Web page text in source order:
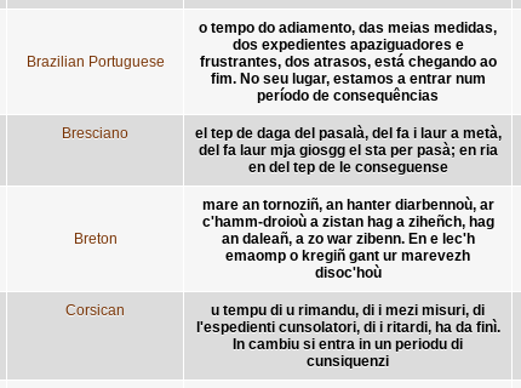
Brazilian Portuguese
o tempo do adiamento, das meias medidas,
dos expedientes apaziguadores e
frustrantes, dos atrasos, está chegando ao
fim. No seu lugar, estamos a entrar num
período de consequências
Bresciano
el tep de daga del pasalà, del fa i laur a metà,
del fa laur mja giosgg el sta per pasà; en ria
en del tep de le conseguense
Breton
mare an tornoziñ, an hanter diarbennoù, ar
c'hamm-droioù a zistan hag a ziheñch, hag
an daleañ, a zo war zibenn. En e lec'h
emaomp o kregiñ gant ur marevezh
disoc'hoù
Corsican
u tempu di u rimandu, di i mezi misuri, di
l'espedienti cunsolatori, di i ritardi, ha da finì.
In cambiu si entra in un periodu di
cunsiquenzi